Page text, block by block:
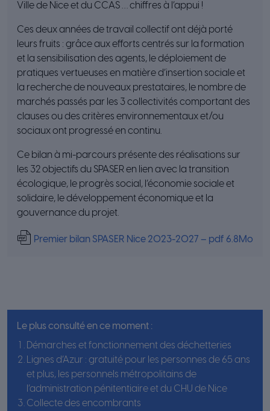
Ville de Nice et du CCAS … chiffres à l’appui !
Ces deux années de travail collectif ont déjà porté
leurs fruits : grâce aux efforts centrés sur la formation
et la sensibilisation des agents, le déploiement de
pratiques vertueuses en matière d’insertion sociale et
la recherche de nouveaux prestataires, le nombre de
marchés passés par les 3 collectivités comportant des
clauses ou des critères environnementaux et/ou
sociaux ont progressé en continu.
Ce bilan à mi-parcours présente des réalisations sur
les 32 objectifs du SPASER en lien avec la transition
écologique, le progrès social, l’économie sociale et
solidaire, le développement économique et la
gouvernance du projet.
Premier bilan SPASER Nice 2023-2027 – pdf 6.8Mo
Le plus consulté en ce moment :
Démarches et fonctionnement des déchetteries
Lignes d’Azur : gratuité pour les personnes de 65 ans
et plus, les personnels métropolitains de
l’administration pénitentiaire et du CHU de Nice
Collecte des encombrants